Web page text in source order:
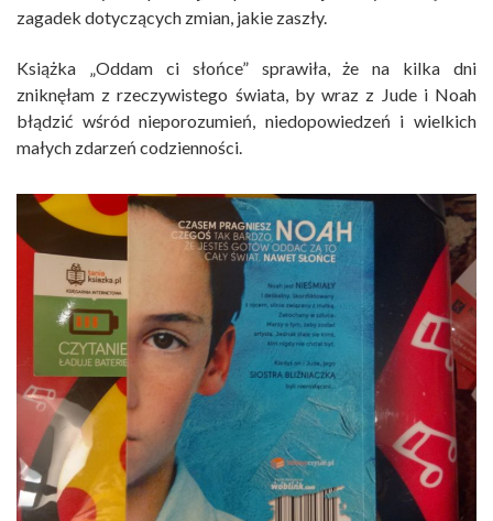
zagadek dotyczących zmian, jakie zaszły.
Książka „Oddam ci słońce” sprawiła, że na kilka dni
zniknęłam z rzeczywistego świata, by wraz z Jude i Noah
błądzić wśród nieporozumień, niedopowiedzeń i wielkich
małych zdarzeń codzienności.